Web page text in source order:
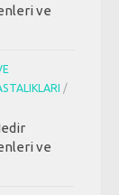
ve
/
ve